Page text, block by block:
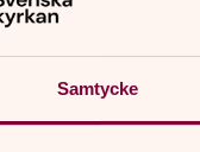
Samtycke
18.30-20.30
till kantor